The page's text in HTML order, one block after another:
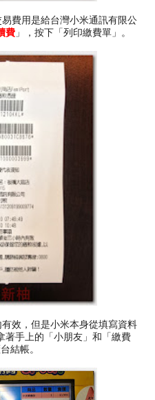
費用是給台灣小米通訊有限公
費 」，按下「列印繳費單」。
效，但是小米本身從填寫資料
著手上的「小朋友」和「繳費
結帳。